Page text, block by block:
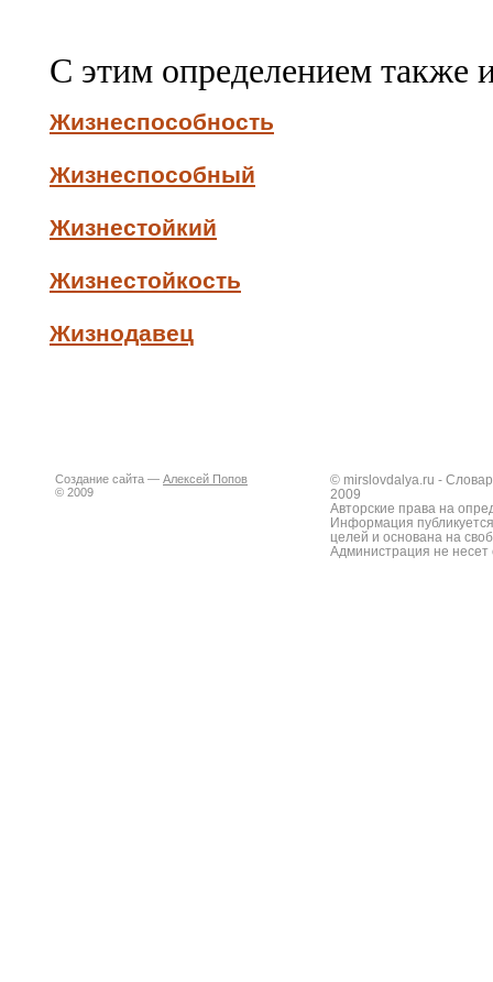
С этим определением также
Жизнеспособность
Жизнеспособный
Жизнестойкий
Жизнестойкость
Жизнодавец
Создание сайта — Алексей Попов
© 2009
© mirslovdalya.ru -
2009
Авторские права на
Информация
целей и основана на
Администрация не несет